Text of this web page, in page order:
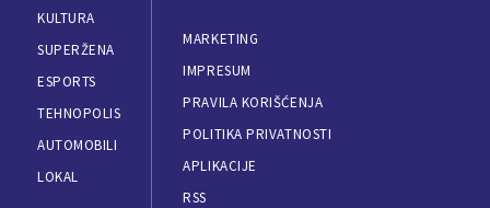
KULTURA
SUPERŽENA
ESPORTS
TEHNOPOLIS
AUTOMOBILI
LOKAL
MARKETING
IMPRESUM
PRAVILA KORIŠĆENJA
POLITIKA PRIVATNOSTI
APLIKACIJE
RSS